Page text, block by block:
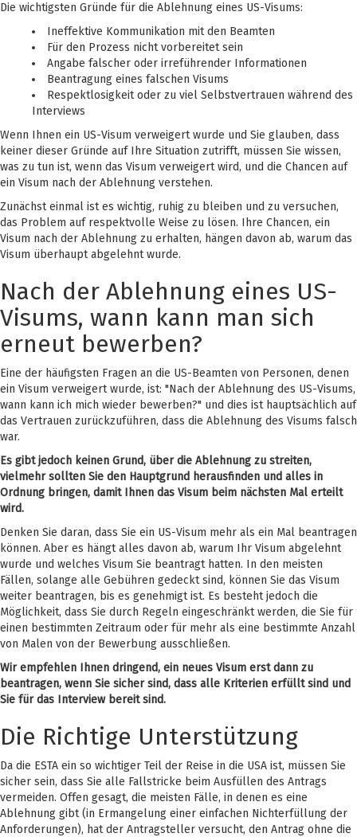
Die wichtigsten Gründe für die Ablehnung eines US-Visums:
Ineffektive Kommunikation mit den Beamten
Für den Prozess nicht vorbereitet sein
Angabe falscher oder irreführender Informationen
Beantragung eines falschen Visums
Respektlosigkeit oder zu viel Selbstvertrauen während des
Interviews
Wenn Ihnen ein US-Visum verweigert wurde und Sie glauben, dass
keiner dieser Gründe auf Ihre Situation zutrifft, müssen Sie wissen,
was zu tun ist, wenn das Visum verweigert wird, und die Chancen auf
ein Visum nach der Ablehnung verstehen.
Zunächst einmal ist es wichtig, ruhig zu bleiben und zu versuchen,
das Problem auf respektvolle Weise zu lösen. Ihre Chancen, ein
Visum nach der Ablehnung zu erhalten, hängen davon ab, warum das
Visum überhaupt abgelehnt wurde.
Nach der Ablehnung eines US-
Visums, wann kann man sich
erneut bewerben?
Eine der häufigsten Fragen an die US-Beamten von Personen, denen
ein Visum verweigert wurde, ist: "Nach der Ablehnung des US-Visums,
wann kann ich mich wieder bewerben?" und dies ist hauptsächlich auf
das Vertrauen zurückzuführen, dass die Ablehnung des Visums falsch
war.
Es gibt jedoch keinen Grund, über die Ablehnung zu streiten,
vielmehr sollten Sie den Hauptgrund herausfinden und alles in
Ordnung bringen, damit Ihnen das Visum beim nächsten Mal erteilt
wird.
Denken Sie daran, dass Sie ein US-Visum mehr als ein Mal beantragen
können. Aber es hängt alles davon ab, warum Ihr Visum abgelehnt
wurde und welches Visum Sie beantragt hatten. In den meisten
Fällen, solange alle Gebühren gedeckt sind, können Sie das Visum
weiter beantragen, bis es genehmigt ist. Es besteht jedoch die
Möglichkeit, dass Sie durch Regeln eingeschränkt werden, die Sie für
einen bestimmten Zeitraum oder für mehr als eine bestimmte Anzahl
von Malen von der Bewerbung ausschließen.
Wir empfehlen Ihnen dringend, ein neues Visum erst dann zu
beantragen, wenn Sie sicher sind, dass alle Kriterien erfüllt sind und
Sie für das Interview bereit sind.
Die Richtige Unterstützung
Da die ESTA ein so wichtiger Teil der Reise in die USA ist, müssen Sie
sicher sein, dass Sie alle Fallstricke beim Ausfüllen des Antrags
vermeiden. Offen gesagt, die meisten Fälle, in denen es eine
Ablehnung gibt (in Ermangelung einer einfachen Nichterfüllung der
Anforderungen), hat der Antragsteller versucht, den Antrag ohne die